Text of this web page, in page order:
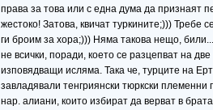
права за това или с една дума да признаят
жестоко! Затова, квичат туркините;))) Требе
ги броим за хора;))) Няма такова нещо,
не всички, поради, което се разцепват на
изповядващи исляма. Така че, турците на
завладявали тенгриянски тюркски
нар. алиани, които избират да верват в